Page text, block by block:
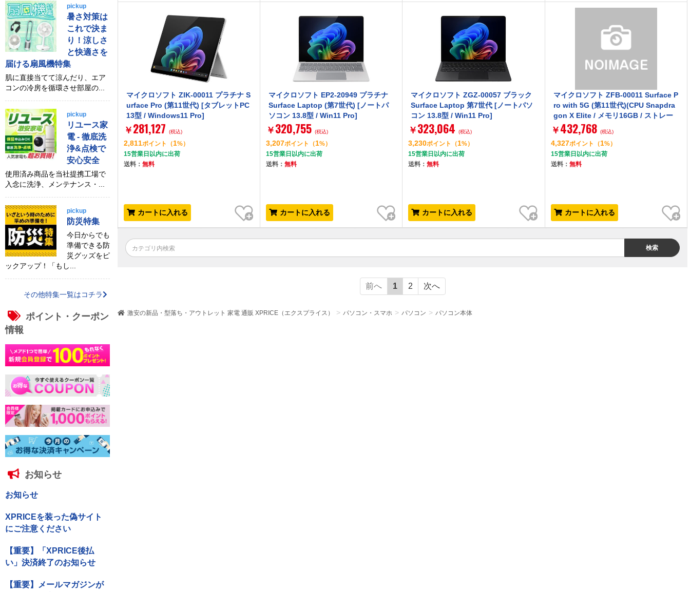
激安の新品・型落ち・アウトレット 家電 通販 XPRICE（エクスプライス） パソコン・スマホ パソコン パソコン本体
マイクロソフト ZIK-00011 プラチナ S
urface Pro (第11世代) [タブレットPC
13型 / Windows11 Pro]
￥ 281,127 (税込)
2,811ポイント （1%）
15営業日以内に出荷
送料：無料
カートに入れる
お気に入り
マイクロソフト EP2-20949 プラチナ
Surface Laptop (第7世代) [ノートパ
ソコン 13.8型 / Win11 Pro]
￥ 320,755 (税込)
3,207ポイント （1%）
15営業日以内に出荷
送料： 無料
カートに入れる
お気に入り
マイクロソフト ZGZ-00057 ブラック
Surface Laptop 第7世代 [ノートパソ
コン 13.8型 / Win11 Pro]
￥ 323,064 (税込)
3,230ポイント （1%）
15営業日以内に出荷
送料：無料
カートに入れる
お気に入り
マイクロソフト ZFB-00011 Surface P
ro with 5G (第11世代)(CPU Snapdra
gon X Elite / メモリ16GB / ストレー
ジ512GB / Windows11 Pro / プラチ
ナ) [タブレットパソコン]
￥ 432,768 (税込)
4,327ポイント （1%）
15営業日以内に出荷
送料： 無料
カートに入れる
お気に入り
検索
前へ 1 2 次へ
pickup
暑さ対策は
これで決ま
り！涼しさ
と快適さを
届ける扇風機特集
肌に直接当てて涼んだり、エア
コンの冷房を循環させ部屋の...
pickup
リユース家
電 - 徹底洗
浄&点検で
安心安全
使用済み商品を当社提携工場で
入念に洗浄、メンテナンス・...
pickup
防災特集
今日からでも
準備できる防
災グッズをピ
ックアップ！「もし...
その他特集一覧はコチラ
ポイント・クーポン
情報
お知らせ
お知らせ
XPRICEを装った偽サイト
にご注意ください
【重要】「XPRICE後払
い」決済終了のお知らせ
【重要】メールマガジンが